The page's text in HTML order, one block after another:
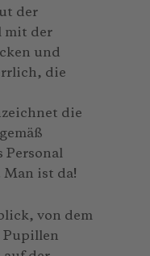
der
mit der
und
die
die
Personal
Man ist da!
von dem
Pupillen